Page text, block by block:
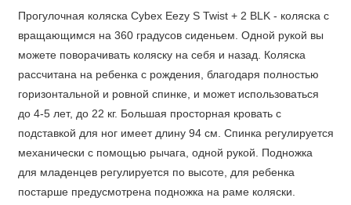
Прогулочная коляска Cybex Eezy S Twist + 2 BLK - коляска с
вращающимся на 360 градусов сиденьем. Одной рукой вы
можете поворачивать коляску на себя и назад. Коляска
рассчитана на ребенка с рождения, благодаря полностью
горизонтальной и ровной спинке, и может использоваться
до 4-5 лет, до 22 кг. Большая просторная кровать с
подставкой для ног имеет длину 94 см. Спинка регулируется
механически с помощью рычага, одной рукой. Подножка
для младенцев регулируется по высоте, для ребенка
постарше предусмотрена подножка на раме коляски.